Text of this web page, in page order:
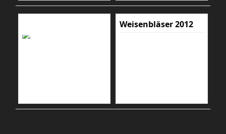
Weisenbläser 2012